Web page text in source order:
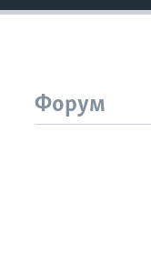
Форум